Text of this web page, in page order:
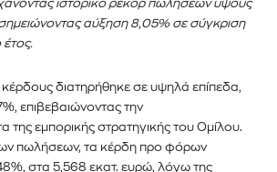
ιστορικό ρεκόρ πωλήσεων ύψους
αύξηση 8,05% σε σύγκριση
κέρδους διατηρήθηκε σε υψηλά επίπεδα,
επιβεβαιώνοντας την
της εμπορικής στρατηγικής του Ομίλου.
πωλήσεων, τα κέρδη προ φόρων
στα 5,568 εκατ. ευρώ, λόγω της